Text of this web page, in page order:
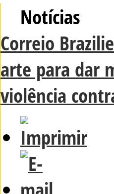
Notícias
Correio
arte para dar
violência